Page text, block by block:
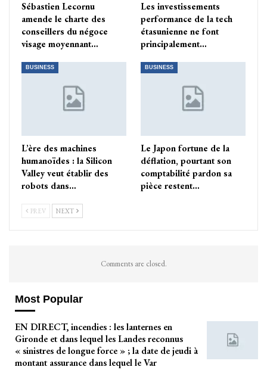
Sébastien Lecornu
amende le charte des
conseillers du négoce
visage moyennant…
Les investissements
performance de la tech
étasunienne ne font
principalement…
BUSINESS
L’ère des machines
humanoïdes : la Silicon
Valley veut établir des
robots dans…
BUSINESS
Le Japon fortune de la
déflation, pourtant son
comptabilité pardon sa
pièce restent…
PREV NEXT
Comments are closed.
Most Popular
EN DIRECT, incendies : les lanternes en
Gironde et dans lequel les Landes reconnus
« sinistres de longue force » ; la date de jeudi à
montant assurance dans lequel le Var